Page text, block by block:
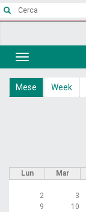
Salta
Toggle
navigation
Schede
Mese (scheda
attiva)
Week
Lun Mar
2
3
9
10